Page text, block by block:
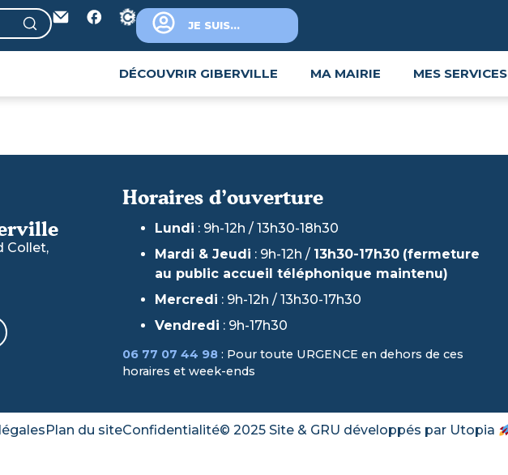
JE SUIS...
DÉCOUVRIR GIBERVILLE MA MAIRIE MES SERVICES
Collet,
Horaires d’ouverture
Lundi : 9h-12h / 13h30-18h30
Mardi & Jeudi : 9h-12h / 13h30-17h30 (fermeture
au public accueil téléphonique maintenu)
Mercredi : 9h-12h / 13h30-17h30
Vendredi : 9h-17h30
06 77 07 44 98 : Pour toute URGENCE en dehors de ces
horaires et week-ends
Plan du siteConfidentialité© 2025 Site & GRU développés par Utopia